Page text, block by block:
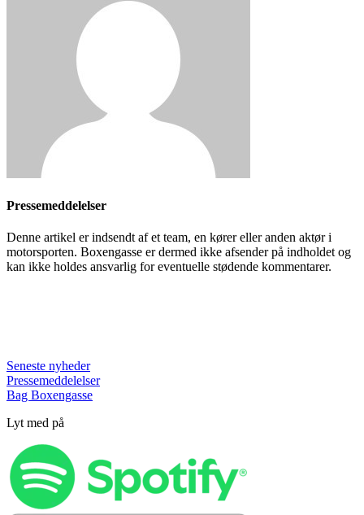
Pressemeddelelser
Denne artikel er indsendt af et team, en kører eller anden aktør i
motorsporten. Boxengasse er dermed ikke afsender på indholdet og
kan ikke holdes ansvarlig for eventuelle stødende kommentarer.
Seneste nyheder
Pressemeddelelser
Bag Boxengasse
Lyt med på